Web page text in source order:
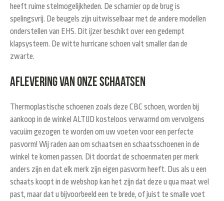
heeft ruime stelmogelijkheden. De scharnier op de brug is
spelingsvrij. De beugels zijn uitwisselbaar met de andere modellen
onderstellen van EHS. Dit ijzer beschikt over een gedempt
klapsysteem. De witte hurricane schoen valt smaller dan de
zwarte.
Aflevering van onze schaatsen
Thermoplastische schoenen zoals deze CBC schoen, worden bij
aankoop in de winkel ALTIJD kosteloos verwarmd om vervolgens
vacuüm gezogen te worden om uw voeten voor een perfecte
pasvorm! Wij raden aan om schaatsen en schaatsschoenen in de
winkel te komen passen. Dit doordat de schoenmaten per merk
anders zijn en dat elk merk zijn eigen pasvorm heeft. Dus als u een
schaats koopt in de webshop kan het zijn dat deze u qua maat wel
past, maar dat u bijvoorbeeld een te brede, of juist te smalle voet